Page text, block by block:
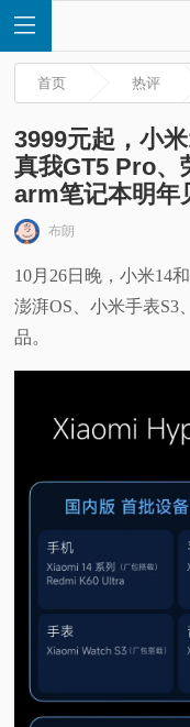
首
快
普
首页 热评
3999元起，小
真我GT5 Pro、
arm笔记本明年
布朗
10月26日晚，小米14
澎湃OS、小米手表S3
品。